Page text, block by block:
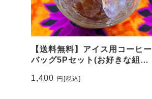
【送料無料】アイス用コーヒー
バッグ5Pセット(お好きな組み
1,400 円[税込]